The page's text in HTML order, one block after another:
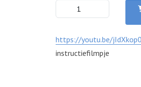
https://youtu.be/
instructiefilmpje